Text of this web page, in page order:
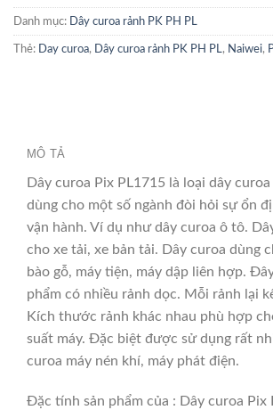
Danh mục: Dây curoa rảnh PK PH PL
Thẻ: Day curoa, Dây curoa rảnh PK PH PL , Naiwei,
MÔ TẢ
Dây curoa Pix PL1715 là loại dây
dùng cho một số ngành đòi hỏi sự ổn
vận hành. Ví dụ như dây curoa ô tô.
cho xe tải, xe bản tải. Dây curoa dùng
bào gỗ, máy tiện, máy dập liên hợp.
phẩm có nhiều rảnh dọc. Mỗi rảnh lại
Kích thước rảnh khác nhau phù hợp
suất máy. Đặc biệt được sử dụng rất
curoa máy nén khí, máy phát điện.
Đặc tính sản phẩm của : Dây curoa Pix